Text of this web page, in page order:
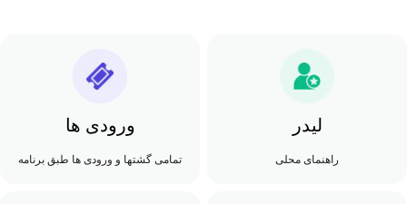
لیدر
راهنمای محلی
ورودی ها
تمامی گشتها و ورودی ها طبق برنامه